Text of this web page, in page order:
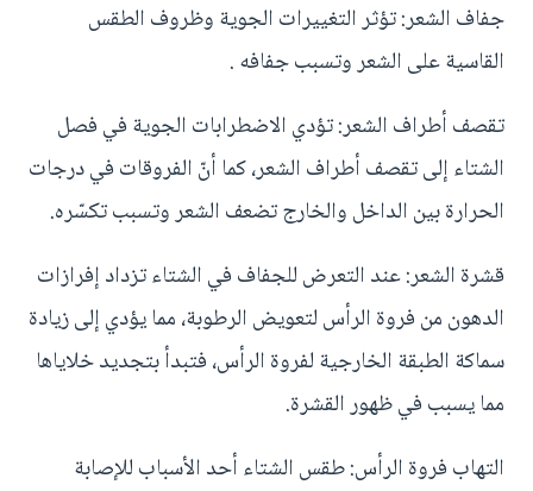
جفاف الشعر: تؤثر التغييرات الجوية وظروف الطقس
القاسية على الشعر وتسبب جفافه .
تقصف أطراف الشعر: تؤدي الاضطرابات الجوية في فصل
الشتاء إلى تقصف أطراف الشعر، كما أنّ الفروقات في درجات
الحرارة بين الداخل والخارج تضعف الشعر وتسبب تكسّره.
قشرة الشعر: عند التعرض للجفاف في الشتاء تزداد إفرازات
الدهون من فروة الرأس لتعويض الرطوبة، مما يؤدي إلى زيادة
سماكة الطبقة الخارجية لفروة الرأس، فتبدأ بتجديد خلاياها
مما يسبب في ظهور القشرة.
التهاب فروة الرأس: طقس الشتاء أحد الأسباب للإصابة